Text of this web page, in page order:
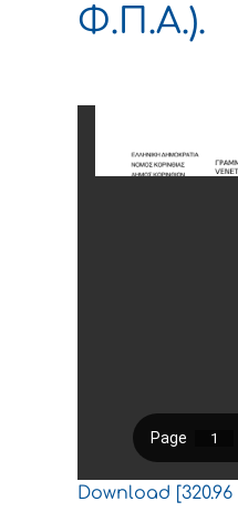
Φ.Π.Α.).
Download [320.96